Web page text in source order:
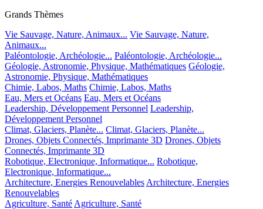
Grands Thèmes
Vie Sauvage, Nature, Animaux... Vie Sauvage, Nature,
Animaux...
Paléontologie, Archéologie... Paléontologie, Archéologie...
Géologie, Astronomie, Physique, Mathématiques Géologie,
Astronomie, Physique, Mathématiques
Chimie, Labos, Maths Chimie, Labos, Maths
Eau, Mers et Océans Eau, Mers et Océans
Leadership, Développement Personnel Leadership,
Développement Personnel
Climat, Glaciers, Planète... Climat, Glaciers, Planète...
Drones, Objets Connectés, Imprimante 3D Drones, Objets
Connectés, Imprimante 3D
Robotique, Electronique, Informatique... Robotique,
Electronique, Informatique...
Architecture, Energies Renouvelables Architecture, Energies
Renouvelables
Agriculture, Santé Agriculture, Santé